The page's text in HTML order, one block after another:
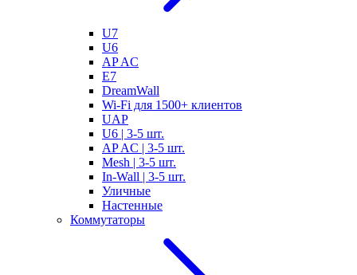
U7
U6
AP AC
E7
DreamWall
Wi-Fi для 1500+ клиентов
UAP
U6 | 3-5 шт.
AP AC | 3-5 шт.
Mesh | 3-5 шт.
In-Wall | 3-5 шт.
Уличные
Настенные
Коммутаторы